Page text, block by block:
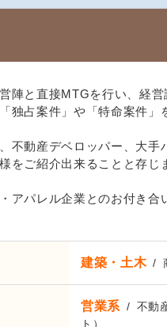
陣と直接MTGを行い、経営
独占案件」や「特命案件」
不動産デベロッパー、大手
をご紹介出来ることと存じ
アパレル企業とのお付き
建築・土木
営業系 不動
ト）